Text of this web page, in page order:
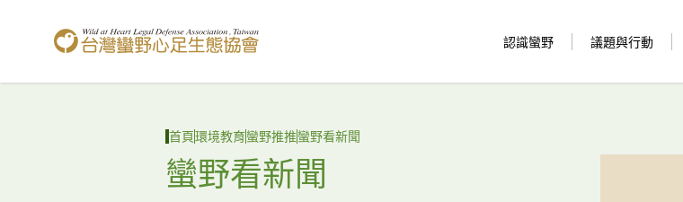
台灣蠻野心足生態協會
認識蠻野 議題與行動
首頁環境教育蠻野推推蠻野看新聞
蠻野看新聞